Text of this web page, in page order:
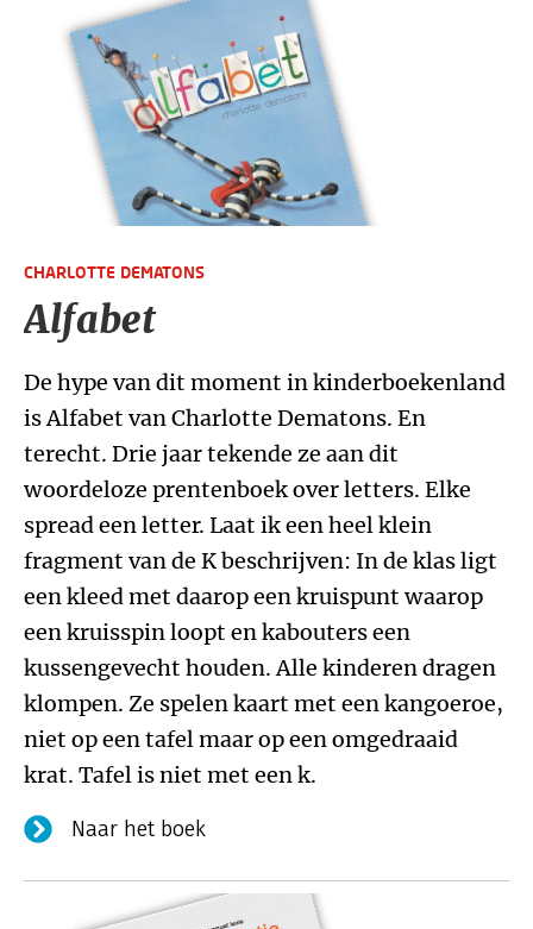
CHARLOTTE DEMATONS
Alfabet
De hype van dit moment in kinderboekenland
is Alfabet van Charlotte Dematons. En
terecht. Drie jaar tekende ze aan dit
woordeloze prentenboek over letters. Elke
spread een letter. Laat ik een heel klein
fragment van de K beschrijven: In de klas ligt
een kleed met daarop een kruispunt waarop
een kruisspin loopt en kabouters een
kussengevecht houden. Alle kinderen dragen
klompen. Ze spelen kaart met een kangoeroe,
niet op een tafel maar op een omgedraaid
krat. Tafel is niet met een k.
Naar het boek